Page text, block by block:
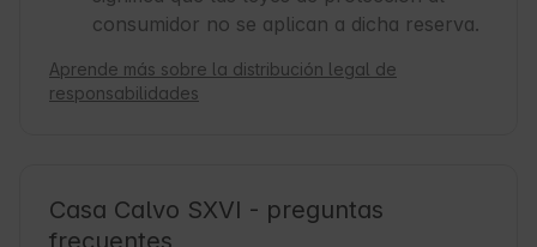
consumidor no se aplican a dicha reserva.
Aprende más sobre la distribución legal de
responsabilidades
Casa Calvo SXVI - preguntas